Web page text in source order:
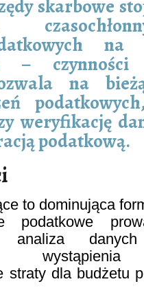
skarbowe
– czynności
na
weryfikację
podatkową.
to dominująca
podatkowe
analiza
wystąpienia
straty dla budżetu